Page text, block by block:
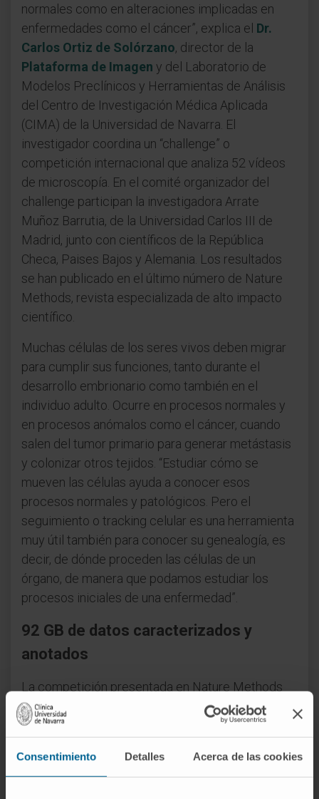
Consentimiento Detalles Acerca de las cookies
normales como en alteraciones implicadas en
enfermedades como el cáncer”, explica el Dr.
Carlos Ortiz de Solórzano, director de la
Plataforma de Imagen y del Laboratorio de
Modelos Preclínicos y Herramientas de Análisis
del Centro de Investigación Médica Aplicada
(CIMA) de la Universidad de Navarra. El
investigador coordina un “challenge” o
competición internacional que analiza 52 vídeos
de microscopía. En el comité organizador del
challenge participan la investigadora Arrate
Muñoz Barrutia, de la Universidad Carlos III de
Madrid, junto con científicos de la República
Checa, Paises Bajos y Alemania. Los resultados
se han publicado en el último número de Nature
Methods, revista especializada de alto impacto
científico.
Muchas células de los seres vivos deben migrar
para cumplir sus funciones, tanto durante el
desarrollo embrionario como también en el
individuo adulto. Ocurre en procesos normales y
en procesos anómalos como el cáncer, cuando
salen del tumor primario para generar metástasis
y colonizar otros tejidos. “Estudiar cómo se
mueven las células ayuda a conocer esos
procesos normales y patológicos. Pero el
seguimiento o tracking celular es una herramienta
muy útil también para conocer su genealogía, es
decir, de dónde proceden las células de un
órgano, de manera que podamos estudiar los
procesos iniciales de una enfermedad”.
92 GB de datos caracterizados y
anotados
La competición presentada en Nature Methods
recopila los resultados de las tres ediciones del
“challenge”, en las que han participado 21 grupos
celular en vídeos de microscopía bi y
tridimensional. En total, se han analizado 52 vídeos